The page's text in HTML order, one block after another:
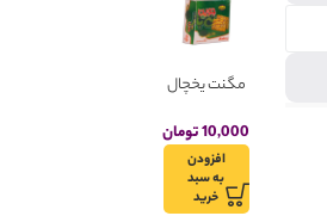
مگنت یخچال
بیسکویت
جوین مدل
گرجی
10,000تومان
افزودن
به سبد
خرید